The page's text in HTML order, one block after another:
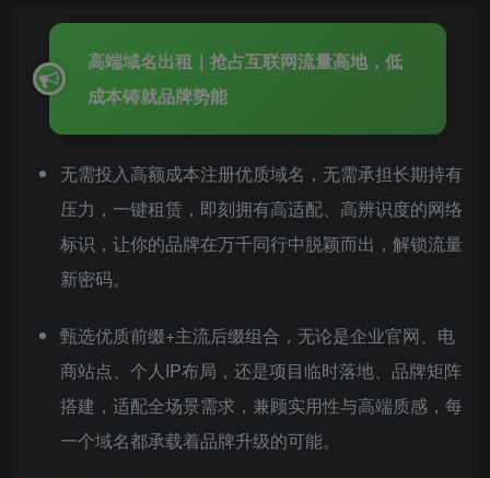
高端域名出租｜抢占互联网流量高地，低
成本铸就品牌势能
无需投入高额成本注册优质域名，无需承担长期持有
压力，一键租赁，即刻拥有高适配、高辨识度的网络
标识，让你的品牌在万千同行中脱颖而出，解锁流量
新密码。
甄选优质前缀+主流后缀组合，无论是企业官网、电
商站点、个人IP布局，还是项目临时落地、品牌矩阵
搭建，适配全场景需求，兼顾实用性与高端质感，每
一个域名都承载着品牌升级的可能。